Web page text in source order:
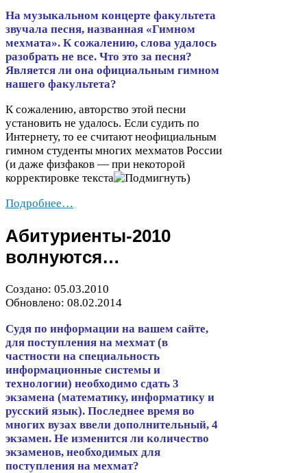
На музыкальном концерте факультета
звучала песня, названная «Гимном
мехмата». К сожалению, слова удалось
разобрать не все. Что это за песня?
Является ли она официальным гимном
нашего факультета?
К сожалению, авторство этой песни
установить не удалось. Если судить по
Интернету, то ее считают неофициальным
гимном студенты многих мехматов России
(и даже физфаков — при некоторой
корректировке текста
)
Подробнее…
Абитуриенты-​2010
волнуются…
Создано: 05.03.2010
Обновлено: 08.02.2014
Судя по информации на вашем сайте,
для поступления на мехмат (в
частности на специальность
информационные системы и
технологии) необходимо сдать 3
экзамена (математику, информатику и
русский язык). Последнее время во
многих вузах ввели дополнительный, 4
экзамен. Не изменится ли количество
экзаменов, необходимых для
поступления на мехмат?